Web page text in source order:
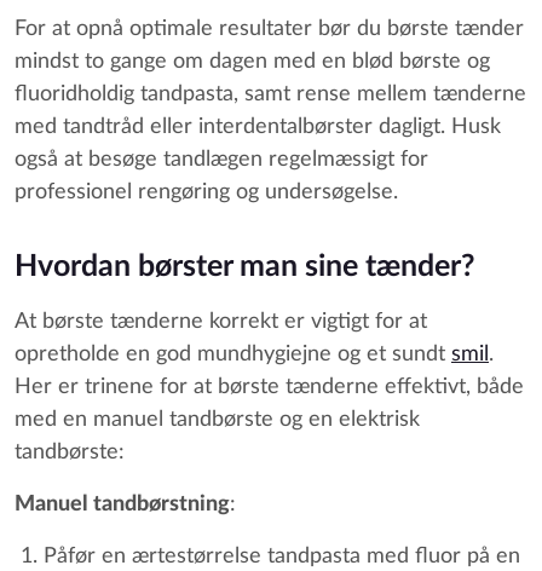
For at opnå optimale resultater bør du børste tænder
mindst to gange om dagen med en blød børste og
fluoridholdig tandpasta, samt rense mellem tænderne
med tandtråd eller interdentalbørster dagligt. Husk
også at besøge tandlægen regelmæssigt for
professionel rengøring og undersøgelse.
Hvordan børster man sine tænder?
At børste tænderne korrekt er vigtigt for at
opretholde en god mundhygiejne og et sundt smil .
Her er trinene for at børste tænderne effektivt, både
med en manuel tandbørste og en elektrisk
tandbørste:
Manuel tandbørstning:
Påfør en ærtestørrelse tandpasta med fluor på en